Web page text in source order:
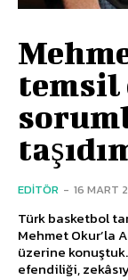
temsil
EDITÖR - 16 MART
Türk basketbol
Mehmet Okur’la
üzerine konuştuk... Bizim Memo’muzdu o.
efendiliği,